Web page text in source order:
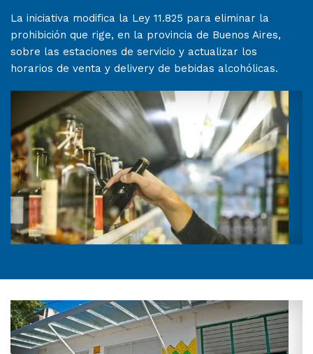
La iniciativa modifica la Ley 11.825 para eliminar la
prohibición que rige, en la provincia de Buenos Aires,
sobre las estaciones de servicio y actualizar los
horarios de venta y delivery de bebidas alcohólicas.